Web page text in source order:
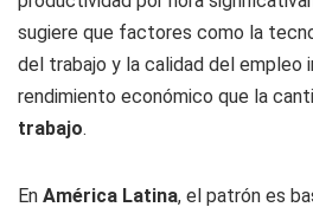
sugiere que factores como la
del trabajo y la calidad del empleo
rendimiento económico que la
trabajo.
En América Latina, el patrón es